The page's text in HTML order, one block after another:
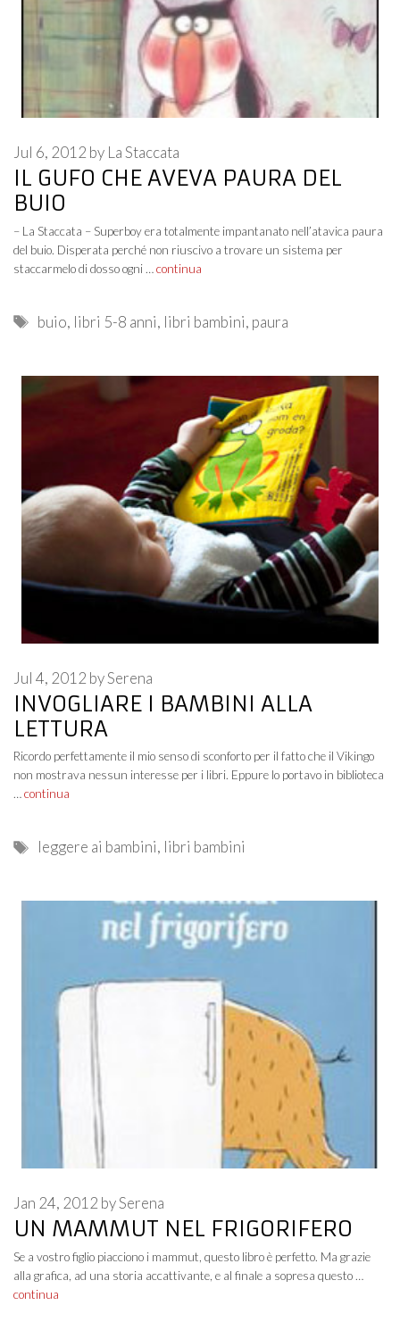
IL GUFO CHE AVEVA PAURA DEL
BUIO
Jul 6, 2012 by La Staccata
– La Staccata – Superboy era totalmente impantanato nell’atavica paura
del buio. Disperata perché non riuscivo a trovare un sistema per
staccarmelo di dosso ogni … continua
Tags
buio, libri 5-8 anni, libri bambini, paura
INVOGLIARE I BAMBINI ALLA
LETTURA
Jul 4, 2012 bySerena
Ricordo perfettamente il mio senso di sconforto per il fatto che il Vikingo
non mostrava nessun interesse per i libri. Eppure lo portavo in biblioteca
…continua
Tags
leggere ai bambini, libri bambini
UN MAMMUT NEL FRIGORIFERO
Jan 24, 2012 bySerena
Se a vostro figlio piacciono i mammut, questo libro è perfetto. Ma grazie
alla grafica, ad una storia accattivante, e al finale a sopresa questo …
continua